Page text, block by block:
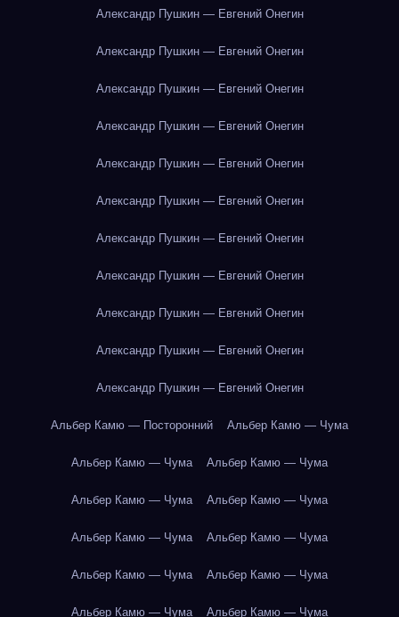
Александр Пушкин — Евгений Онегин
Александр Пушкин — Евгений Онегин
Александр Пушкин — Евгений Онегин
Александр Пушкин — Евгений Онегин
Александр Пушкин — Евгений Онегин
Александр Пушкин — Евгений Онегин
Александр Пушкин — Евгений Онегин
Александр Пушкин — Евгений Онегин
Александр Пушкин — Евгений Онегин
Александр Пушкин — Евгений Онегин
Александр Пушкин — Евгений Онегин
Альбер Камю — Посторонний Альбер Камю — Чума
Альбер Камю — Чума Альбер Камю — Чума
Альбер Камю — Чума Альбер Камю — Чума
Альбер Камю — Чума Альбер Камю — Чума
Альбер Камю — Чума Альбер Камю — Чума
Альбер Камю — Чума Альбер Камю — Чума